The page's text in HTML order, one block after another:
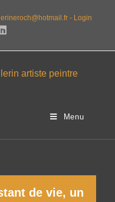
- Login
Menu
de vie, un